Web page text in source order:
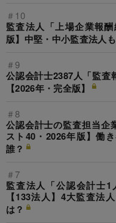
＃10
監査法人「上場企業報
版】中堅・中小監査法人
＃9
公認会計士2387人「監
【2026年・完全版】
＃8
公認会計士の監査担当企
スト40・2026年版】働
誰？
＃7
監査法人「公認会計士
【133法人】4大監査法
は？